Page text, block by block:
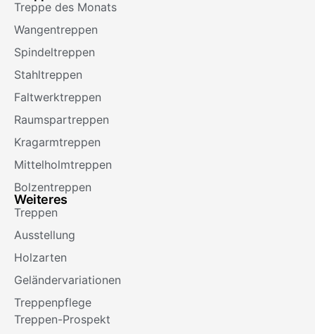
Treppe des Monats
Wangentreppen
Spindeltreppen
Stahltreppen
Faltwerktreppen
Raumspartreppen
Kragarmtreppen
Mittelholmtreppen
Bolzentreppen
Weiteres
Treppen
Ausstellung
Holzarten
Geländervariationen
Treppenpflege
Treppen-Prospekt